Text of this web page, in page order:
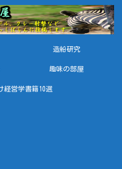
造船研究
趣味の部屋
経営学書籍10選